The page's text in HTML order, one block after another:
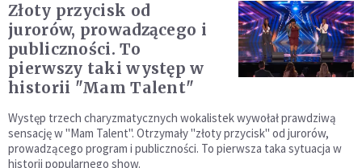
Złoty przycisk od
jurorów, prowadzącego i
publiczności. To
pierwszy taki występ w
historii "Mam Talent"
Występ trzech charyzmatycznych wokalistek wywołał prawdziwą
sensację w "Mam Talent". Otrzymały "złoty przycisk" od jurorów,
prowadzącego program i publiczności. To pierwsza taka sytuacja w
historii popularnego show.